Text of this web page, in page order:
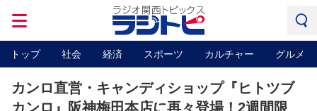
トップ 社会 経済 スポーツ カルチャー グルメ
カンロ直営・キャンディショップ『ヒトツブ
カンロ』阪神梅田本店に再々登場！2週間限